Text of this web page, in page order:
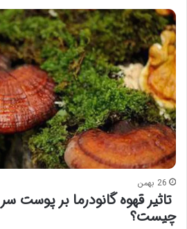
26 بهمن
تاثیر قهوه گانودرما بر پوست
چیست؟